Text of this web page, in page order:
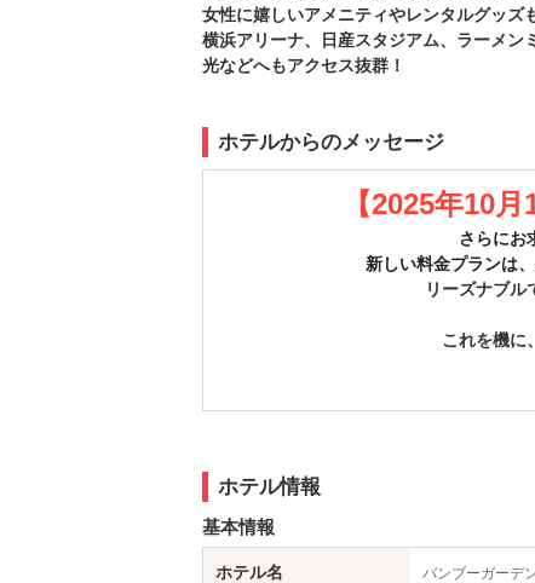
女性に嬉しいアメニティやレンタルグッズ
横浜アリーナ、日産スタジアム、ラーメ
光などへもアクセス抜群！
ホテルからのメッセージ
【2025年10
さらにお
新しい料金プランは
リーズナブル
これを機に
ホテル情報
基本情報
ホテル名 バンブーガーデ